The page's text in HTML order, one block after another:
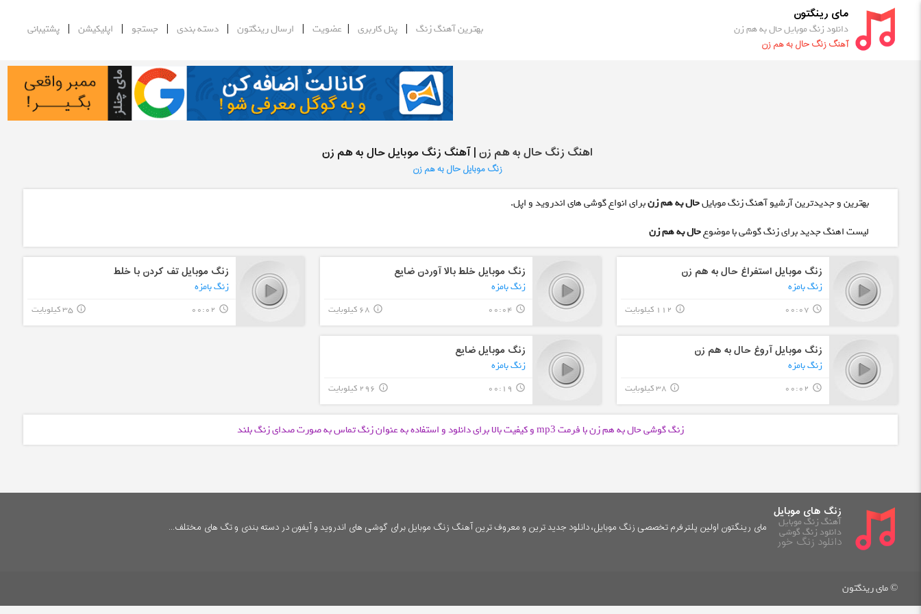
مای رینگتون
دانلود زنگ موبایل حال به هم زن
آهنگ زنگ حال به هم زن
بهترین آهنگ زنگ |پنل کاربری | عضویت | ارسال رینگتون |دسته بندی | جستجو | اپلیکیشن |پشتیبانی
اهنگ زنگ حال به هم زن| آهنگ زنگ موبایل حال به هم زن
زنگ موبایل حال به هم زن
بهترین و جدیدترین آرشیو آهنگ زنگ موبایلحال به هم زنبرای انواع گوشی های اندروید و اپل.
لیست اهنگ جدید برای زنگ گوشی با موضوعحال به هم زن
زنگ موبایل استفراغ حال به هم زن
زنگ بامزه
query_builder
00:07 112 کیلوبایت info_outline
زنگ موبایل خلط بالا آوردن ضایع
زنگ بامزه
query_builder
00:04 68 کیلوبایت info_outline
زنگ موبایل تف کردن با خلط
زنگ بامزه
query_builder
00:02 35 کیلوبایتinfo_outline
زنگ موبایل آروغ حال به هم زن
زنگ بامزه
query_builder
00:02 38 کیلوبایت info_outline
زنگ موبایل ضایع
زنگ بامزه
query_builder
00:19 296 کیلوبایت info_outline
زنگ گوشی حال به هم زن با فرمت mp3 و کیفیت بالا برای دانلود و استفاده به عنوان زنگ تماس به صورت صدای زنگ بلند
زنگ های موبایل
آهنگ زنگ موبایل
دانلود زنگ گوشی
دانلود زنگ خور
مای رینگتون اولین پلترفرم تخصصی زنگ موبایل، دانلود جدید ترین و معروف ترین آهنگ زنگ موبایل برای گوشی های اندروید و آیفون در دسته بندی و تگ های مختلف...
© مای رینگتون